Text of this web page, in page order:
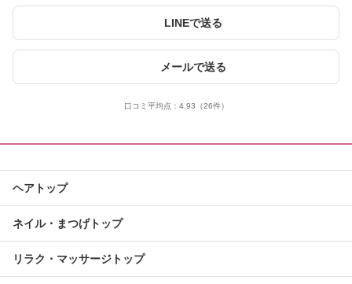
LINEで送る
メールで送る
口コミ平均点： 4.93 （26件）
ヘアトップ
ネイル・まつげトップ
リラク・マッサージトップ